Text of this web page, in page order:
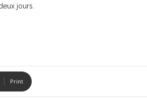
jours.
Print